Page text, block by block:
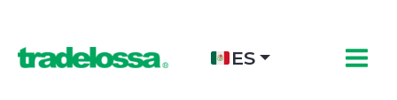
contenido
ES